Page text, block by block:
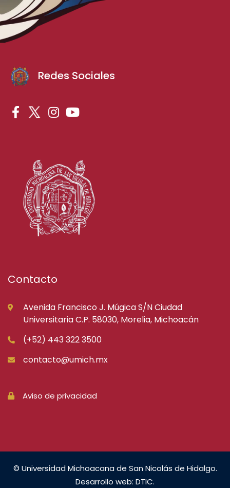
Redes Sociales
Contacto
Avenida Francisco J. Múgica S/N Ciudad
Universitaria C.P. 58030, Morelia, Michoacán
(+52) 443 322 3500
contacto@umich.mx
Aviso de privacidad
© Universidad Michoacana de San Nicolás de Hidalgo.
Desarrollo web: DTIC.